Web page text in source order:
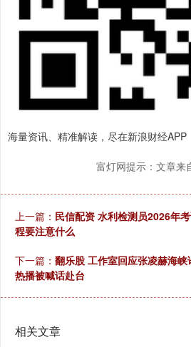
海量资讯、精准解读，尽在新浪财经APP
富灯网提示：文章来
上一篇： 民信配资 水利检测员2026年
程要注意什么
下一篇： 翻乐股 工作室回应张凌赫海峡
热播被喊话赴台
相关文章